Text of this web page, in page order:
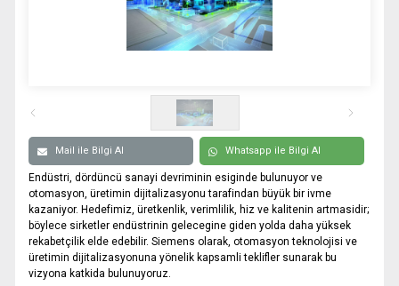
0332 606 08 00
Tüm hakkı saklıdır. Sitemizde kullanılan tüm içerik ve görseller
Mail ile Bilgi Al Whatsapp ile Bilgi Al
Endüstri, dördüncü sanayi devriminin esiginde bulunuyor ve
otomasyon, üretimin dijitalizasyonu tarafindan büyük bir ivme
kazaniyor. Hedefimiz, üretkenlik, verimlilik, hiz ve kalitenin artmasidir;
böylece sirketler endüstrinin gelecegine giden yolda daha yüksek
rekabetçilik elde edebilir. Siemens olarak, otomasyon teknolojisi ve
üretimin dijitalizasyonuna yönelik kapsamli teklifler sunarak bu
vizyona katkida bulunuyoruz.